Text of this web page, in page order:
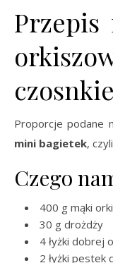
Przepis
Proporcje podane
mini bagietek,
Czego
400 g mąki
30 g drożdży
4 łyżki dobrej
2 łyżki pestek